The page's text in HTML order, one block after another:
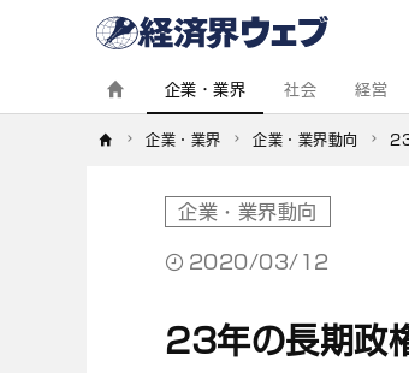
企業・業界 社会 経営
企業・業界 企業・業界動向
企業・業界動向
2020/03/12
23年の長期政